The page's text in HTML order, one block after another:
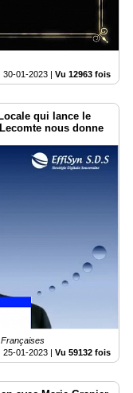
30-01-2023 | Vu 12963 fois
qui lance le
nous donne
25-01-2023 | Vu 59132 fois